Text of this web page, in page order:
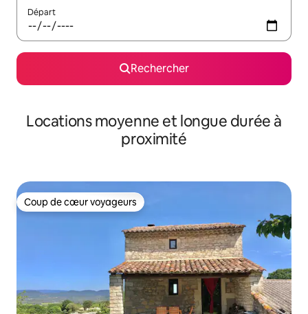
Départ
Rechercher
Locations moyenne et longue durée à
proximité
Coup de cœur voyageurs
Coup de cœur voyageurs